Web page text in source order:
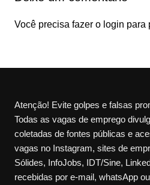
Você precisa fazer o login para
Atenção! Evite golpes e falsas
Todas as vagas de emprego
coletadas de fontes públicas e
vagas no Instagram, sites de
Sólides, InfoJobs, IDT/Sine,
recebidas por e-mail, whatsApp